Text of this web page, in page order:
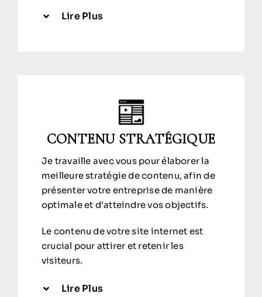
Lire Plus
CONTENU STRATÉGIQUE
Je travaille avec vous pour élaborer la
meilleure stratégie de contenu, afin de
présenter votre entreprise de manière
optimale et d’atteindre vos objectifs.
Le contenu de votre site internet est
crucial pour attirer et retenir les
visiteurs.
Lire Plus